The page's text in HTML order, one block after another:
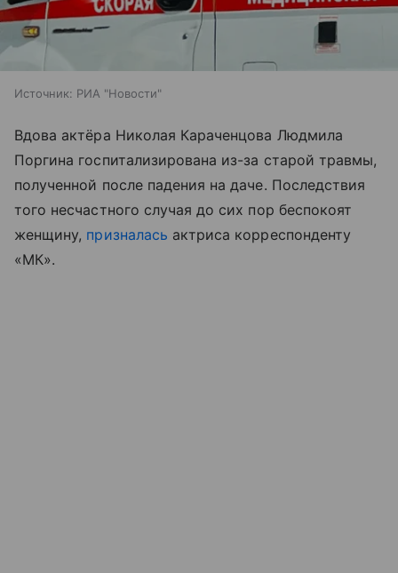
Источник: РИА "Новости"
Вдова актёра Николая Караченцова Людмила
Поргина госпитализирована из-за старой травмы,
полученной после падения на даче. Последствия
того несчастного случая до сих пор беспокоят
женщину, призналась актриса корреспонденту
«МК».